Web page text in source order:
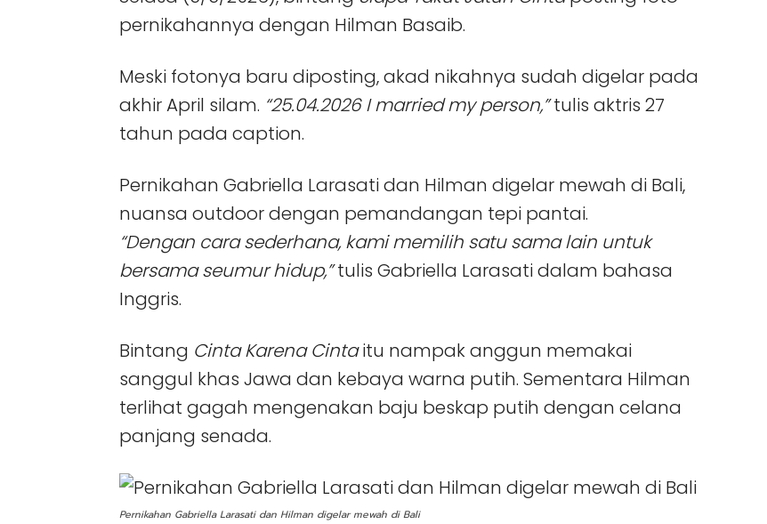
pernikahannya dengan Hilman Basaib.
Meski fotonya baru diposting, akad nikahnya sudah digelar pada
akhir April silam. “25.04.2026 I married my person,”tulis aktris 27
tahun pada caption.
Pernikahan Gabriella Larasati dan Hilman digelar mewah di Bali,
nuansa outdoor dengan pemandangan tepi pantai.
“Dengan cara sederhana, kami memilih satu sama lain untuk
bersama seumur hidup,”tulis Gabriella Larasati dalam bahasa
Inggris.
Bintang Cinta Karena Cintaitu nampak anggun memakai
sanggul khas Jawa dan kebaya warna putih. Sementara Hilman
terlihat gagah mengenakan baju beskap putih dengan celana
panjang senada.
Pernikahan Gabriella Larasati dan Hilman digelar mewah di Bali